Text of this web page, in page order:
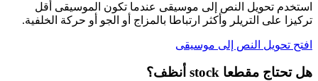
استخدم تحويل النص إلى موسيقى عندما تكون الموسيقى أقل
تركيزا على التريلر وأكثر ارتباطا بالمزاج أو الجو أو حركة الخلفية.
افتح تحويل النص إلى موسيقى
هل تحتاج مقطعا stock أنظف؟